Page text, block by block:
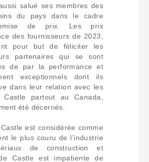
salué ses membres des
du pays dans le cadre
de prix. Les prix
des fournisseurs de 2023,
pour but de féliciter les
partenaires qui se sont
de par la performance et
exceptionnels dont ils
dans leur relation avec les
Castle partout au Canada,
été décernés.
Castle est considérée comme
le plus couru de l’industrie
de construction et
Castle est impatiente de